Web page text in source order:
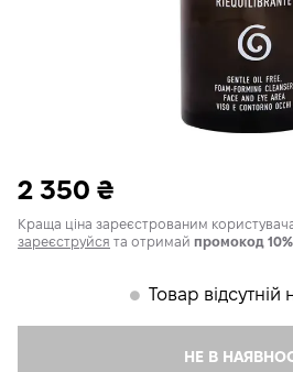
2 350 ₴
Краща ціна зареєстрованим
зареєструйся та отримай промокод
𒊹 Товар відсутній
НЕ В